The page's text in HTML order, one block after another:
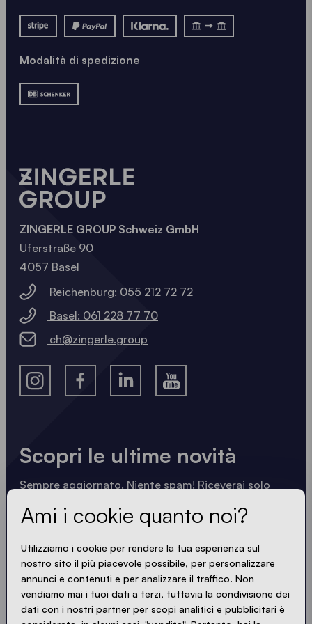
Scopri le ultime novità
Sempre aggiornato. Niente spam! Riceverai solo
compatto. Proprio come i nostri gazebo.
SONO D'ACCORDO CON LA PRIVACY POLICY
Modalità di spedizione
ZINGERLE GROUP Schweiz GmbH
Uferstraße 90
4057 Basel
Reichenburg: 055 212 72 72
Basel: 061 228 77 70
ch@zingerle.group
Ami i cookie quanto noi?
Utilizziamo i cookie per rendere la tua esperienza sul
nostro sito il più piacevole possibile, per personalizzare
annunci e contenuti e per analizzare il traffico. Non
vendiamo mai i tuoi dati a terzi, tuttavia la condivisione dei
dati con i nostri partner per scopi analitici e pubblicitari è